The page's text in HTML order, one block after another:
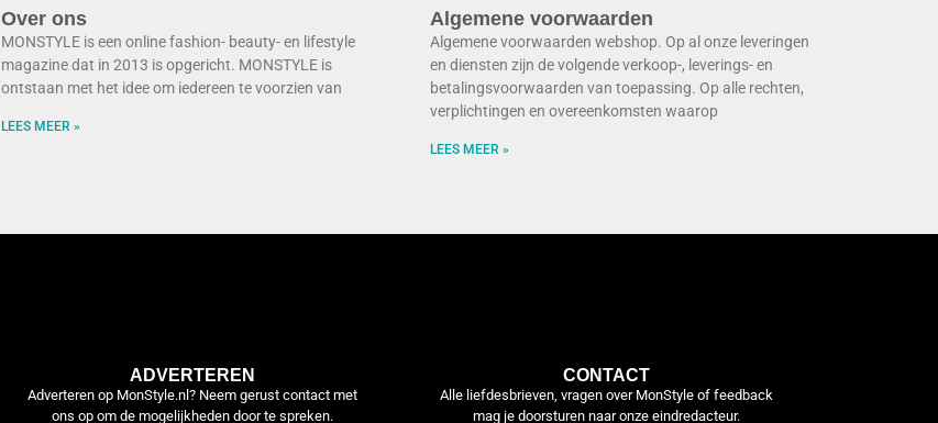
Over ons
MONSTYLE is een online fashion- beauty- en lifestyle
magazine dat in 2013 is opgericht. MONSTYLE is
ontstaan met het idee om iedereen te voorzien van
LEES MEER »
Algemene voorwaarden
Algemene voorwaarden webshop. Op al onze leveringen
en diensten zijn de volgende verkoop-, leverings- en
betalingsvoorwaarden van toepassing. Op alle rechten,
verplichtingen en overeenkomsten waarop
LEES MEER »
ADVERTEREN
Adverteren op MonStyle.nl? Neem gerust contact met
ons op om de mogelijkheden door te spreken.
CONTACT
Alle liefdesbrieven, vragen over MonStyle of feedback
mag je doorsturen naar onze eindredacteur.